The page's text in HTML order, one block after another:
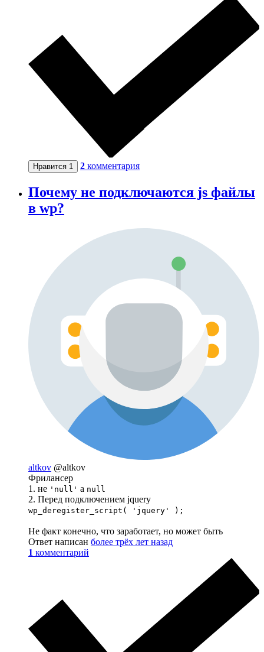
Нравится 1 2 комментария
Почему не подключаются js файлы
в wp?
altkov @altkov
Фрилансер
1. не 'null' а null
2. Перед подключением jquery
wp_deregister_script( 'jquery' );
Не факт конечно, что заработает, но может быть
Ответ написан более трёх лет назад
1 комментарий